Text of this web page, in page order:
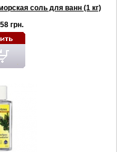
соль для ванн (1 кг)
грн.